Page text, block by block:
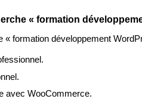
« formation
formation développement
avec WooCommerce.